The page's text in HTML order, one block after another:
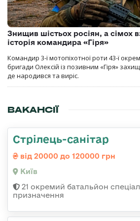
Знищив шістьох росіян, а сімох
історія командира «Гіря»
Командир 3-ї мотопіхотної роти 43-ї
бригади Олексій із позивним «Гіря»
де народився та виріс.
ВАКАНСІЇ
Стрілець-санітар
від 20000 до 120000 грн
Київ
21 окремий батальйон
призначення